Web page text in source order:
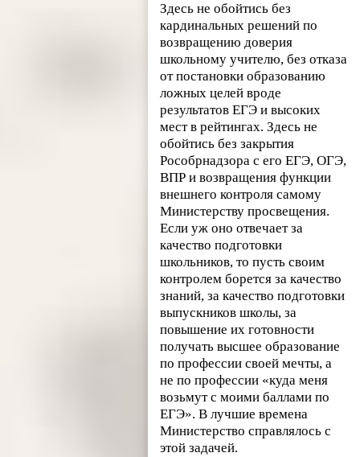
Здесь не обойтись без
кардинальных решений по
возвращению доверия
школьному учителю, без отказа
от постановки образованию
ложных целей вроде
результатов ЕГЭ и высоких
мест в рейтингах. Здесь не
обойтись без закрытия
Рособрнадзора с его ЕГЭ, ОГЭ,
ВПР и возвращения функции
внешнего контроля самому
Министерству просвещения.
Если уж оно отвечает за
качество подготовки
школьников, то пусть своим
контролем борется за качество
знаний, за качество подготовки
выпускников школы, за
повышение их готовности
получать высшее образование
по профессии своей мечты, а
не по профессии «куда меня
возьмут с моими баллами по
ЕГЭ». В лучшие времена
Министерство справлялось с
этой задачей.